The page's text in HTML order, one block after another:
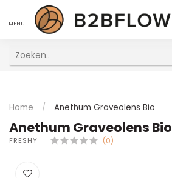
MENU
Home / Anethum Graveolens Bio
Anethum Graveolens Bio
FRESHY (0)